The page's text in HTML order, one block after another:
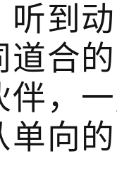
听到
道合
伴，
单向